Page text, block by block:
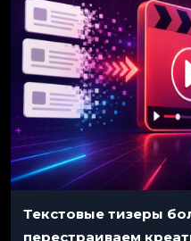
Текстовые тизеры
перестраиваем